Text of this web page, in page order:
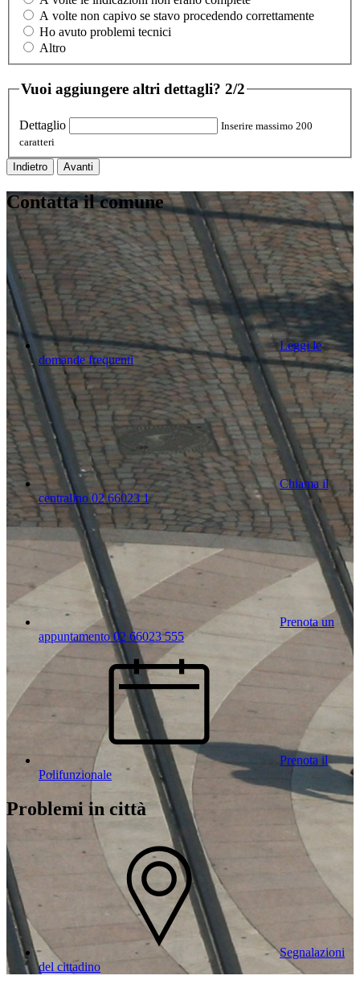
A volte non capivo se stavo procedendo correttamente
Ho avuto problemi tecnici
Altro
Vuoi aggiungere altri dettagli? 2/2
Dettaglio
Inserire massimo 200
caratteri
Indietro Avanti
Contatta il comune
Leggi le
domande frequenti
Chiama il
centralino 02 66023 1
Prenota un
appuntamento 02 66023 555
Prenota il
Polifunzionale
Problemi in città
Segnalazioni
del cittadino